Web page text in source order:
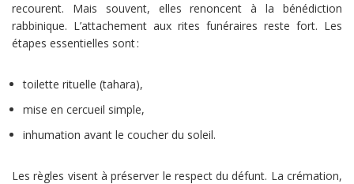
recourent. Mais souvent, elles renoncent à la bénédiction
rabbinique. L’attachement aux rites funéraires reste fort. Les
étapes essentielles sont :
toilette rituelle (tahara),
mise en cercueil simple,
inhumation avant le coucher du soleil.
Les règles visent à préserver le respect du défunt. La crémation,